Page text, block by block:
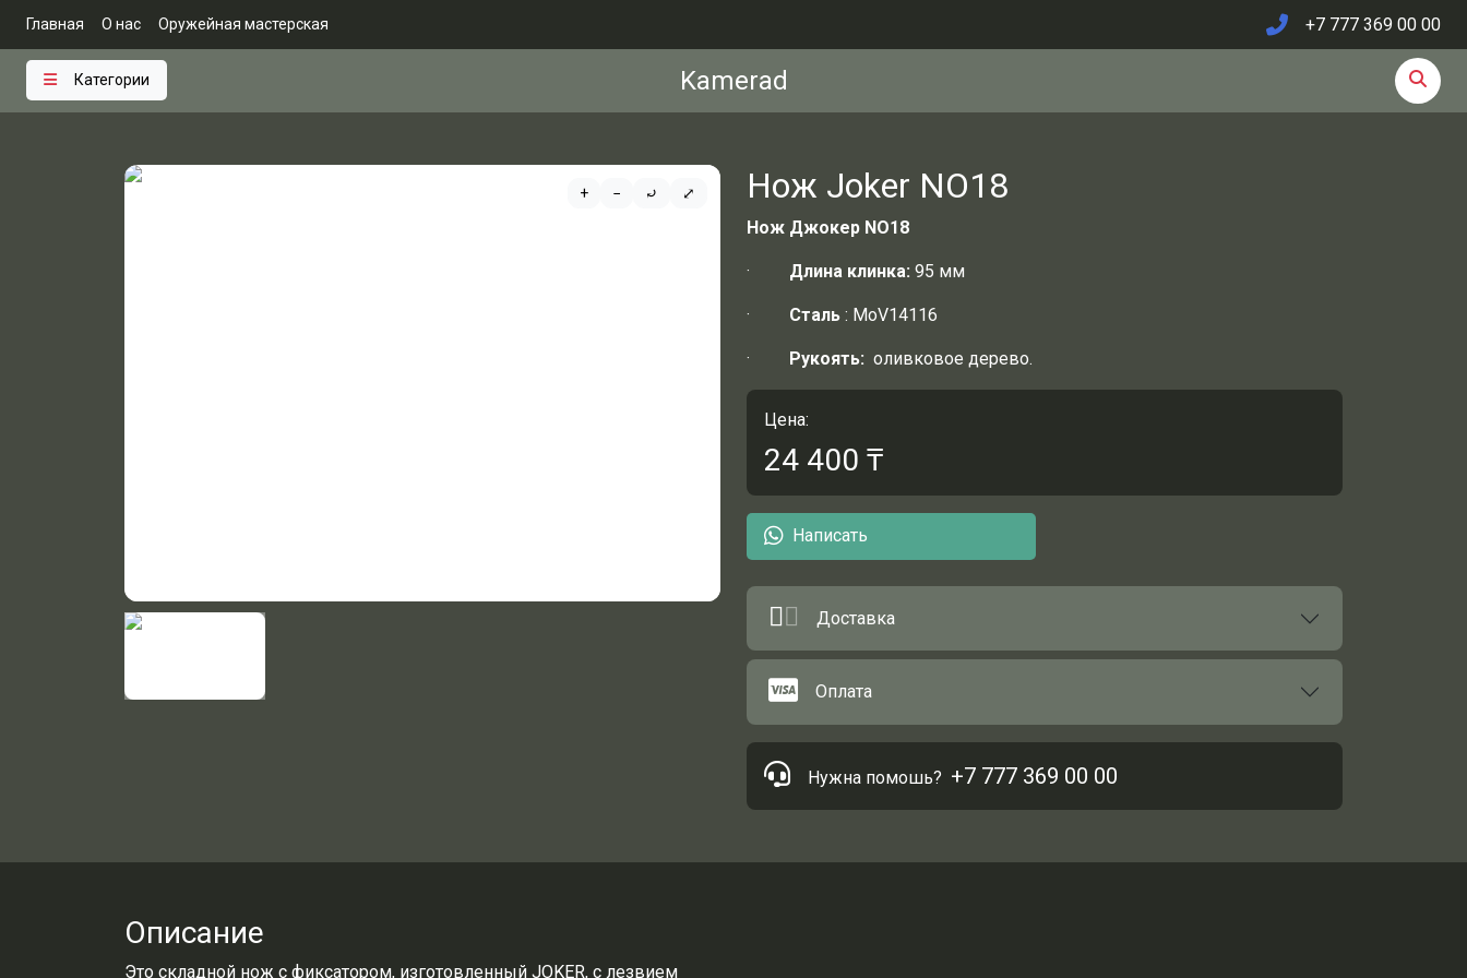
Главная О нас Оружейная мастерская +7 777 369 00 00
Категории Kamerad
+ − ⤾ ⤢ Нож Joker NO18
Нож Джокер NO18
· Длина клинка: 95 мм
· Сталь : MoV14116
· Рукоять: оливковое дерево.
Цена:
24 400 ₸
Написать
Доставка
Оплата
Нужна помошь? +7 777 369 00 00
Описание
Это складной нож с фиксатором, изготовленный JOKER, с лезвием